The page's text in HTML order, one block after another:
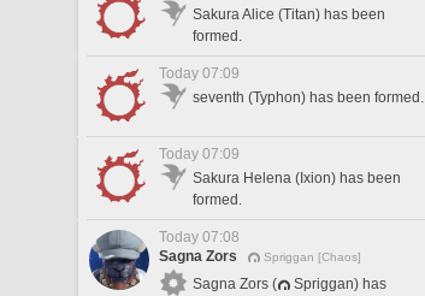
Sakura Alice (Titan) has been
formed.
Today 07:09
seventh (Typhon) has been formed.
Today 07:09
Sakura Helena (Ixion) has been
formed.
Today 07:08
Sagna Zors
Spriggan [Chaos]
Sagna Zors (
Spriggan) has